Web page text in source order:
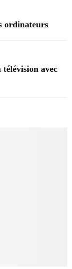
ordinateurs
avec